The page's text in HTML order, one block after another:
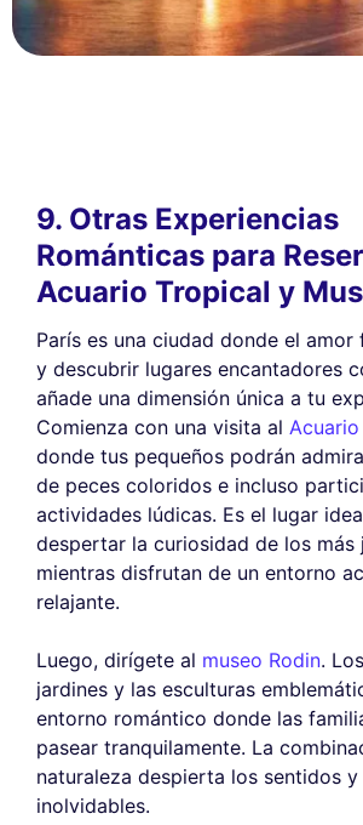
9. Otras Experiencias
Románticas para
Acuario Tropical y
París es una ciudad donde el amor
y descubrir lugares encantadores
añade una dimensión única a tu
Comienza con una visita al
donde tus pequeños podrán
de peces coloridos e incluso
actividades lúdicas. Es el lugar
despertar la curiosidad de los más
mientras disfrutan de un entorno
relajante.
Luego, dirígete al museo Rodin.
jardines y las esculturas
entorno romántico donde las
pasear tranquilamente. La
naturaleza despierta los sentidos
inolvidables.